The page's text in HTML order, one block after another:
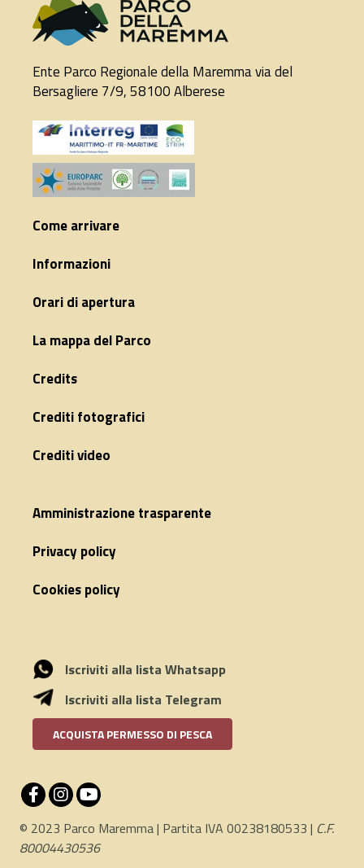
Ente Parco Regionale della Maremma via del
Bersagliere 7/9, 58100 Alberese
Come arrivare
Informazioni
Orari di apertura
La mappa del Parco
Credits
Crediti fotografici
Crediti video
Amministrazione trasparente
Privacy policy
Cookies policy
Iscriviti alla lista Whatsapp
Iscriviti alla lista Telegram
ACQUISTA PERMESSO DI PESCA
© 2023 Parco Maremma | Partita IVA 00238180533 | C.F.
80004430536